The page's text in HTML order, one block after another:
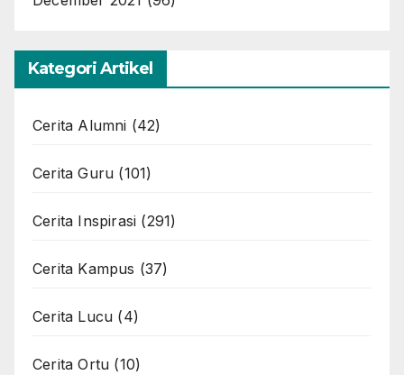
Kategori Artikel
Cerita Alumni (42)
Cerita Guru (101)
Cerita Inspirasi (291)
Cerita Kampus (37)
Cerita Lucu (4)
Cerita Ortu (10)